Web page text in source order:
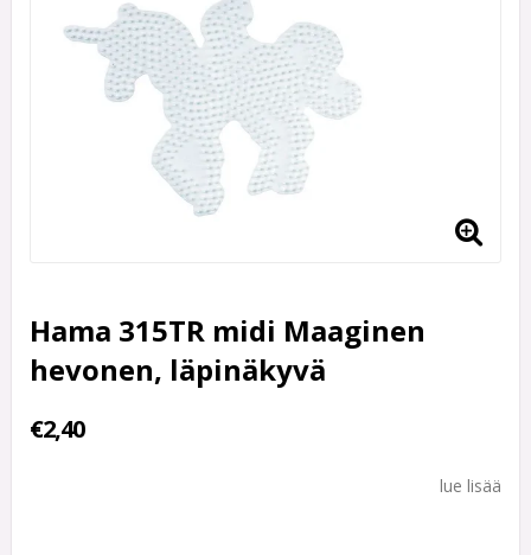
Hama 315TR midi Maaginen
hevonen, läpinäkyvä
€2,40
lue lisää